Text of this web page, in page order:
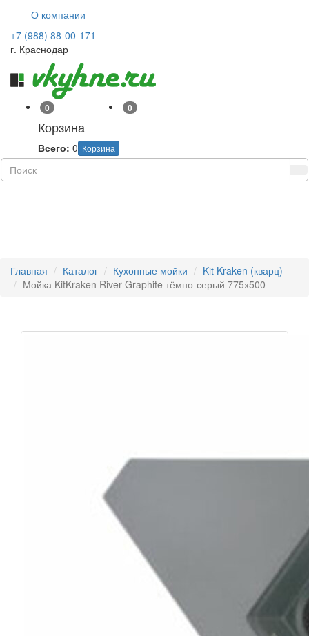
О компании
+7 (988) 88-00-171
г. Краснодар
0
Корзина
Корзина
Всего: 0
0
Главная Каталог Кухонные мойки
Kit Kraken (кварц)
Мойка KitKraken River Graphite тёмно-серый 775х500